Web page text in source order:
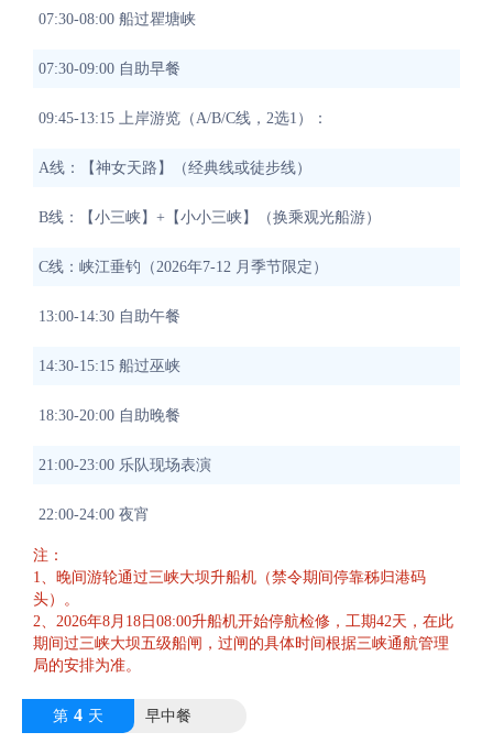
07:30-08:00 船过瞿塘峡
07:30-09:00 自助早餐
09:45-13:15 上岸游览（A/B/C线，2选1）：
A线：【神女天路】（经典线或徒步线）
B线：【小三峡】+【小小三峡】（换乘观光船游）
C线：峡江垂钓（2026年7-12 月季节限定）
13:00-14:30 自助午餐
14:30-15:15 船过巫峡
18:30-20:00 自助晚餐
21:00-23:00 乐队现场表演
22:00-24:00 夜宵
注：
1、晚间游轮通过三峡大坝升船机（禁令期间停靠秭归港码
头）。
2、2026年8月18日08:00升船机开始停航检修，工期42天，在此
期间过三峡大坝五级船闸，过闸的具体时间根据三峡通航管理
局的安排为准。
第 4 天 早中餐